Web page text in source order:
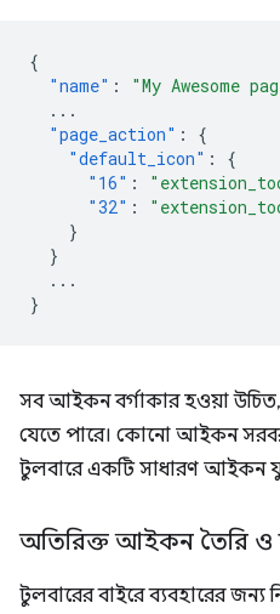
{
"name" : "My Awesome
...
"page_action" :
{
"default_icon" :
{
"16" :
"32" :
}
}
...
}
সব আইকন বর্গাকার হওয়া
যেতে পারে। কোনো আইকন
টুলবারে একটি সাধারণ আইকন
অতিরিক্ত আইকন তৈরি ও
টুলবারের বাইরে ব্যবহারের জন্য